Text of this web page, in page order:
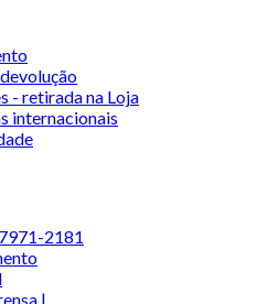
- retirada na Loja
internacionais
2181
|